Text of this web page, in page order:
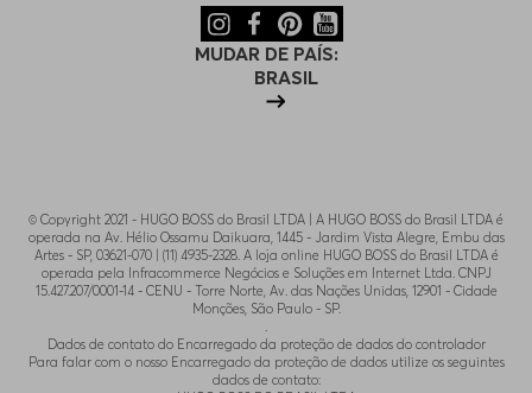
MUDAR DE PAÍS:
BRASIL
© Copyright 2021 - HUGO BOSS do Brasil LTDA | A HUGO BOSS do Brasil LTDA é
operada na Av. Hélio Ossamu Daikuara, 1445 - Jardim Vista Alegre, Embu das
Artes - SP, 03621-070 | (11) 4935-2328. A loja online HUGO BOSS do Brasil LTDA é
operada pela Infracommerce Negócios e Soluções em Internet Ltda. CNPJ
15.427.207/0001-14 - CENU - Torre Norte, Av. das Nações Unidas, 12901 - Cidade
Monções, São Paulo - SP.
.
Dados de contato do Encarregado da proteção de dados do controlador
Para falar com o nosso Encarregado da proteção de dados utilize os seguintes
dados de contato: